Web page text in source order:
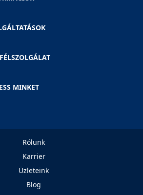
MINKET
Rólunk
Karrier
Üzleteink
Blog